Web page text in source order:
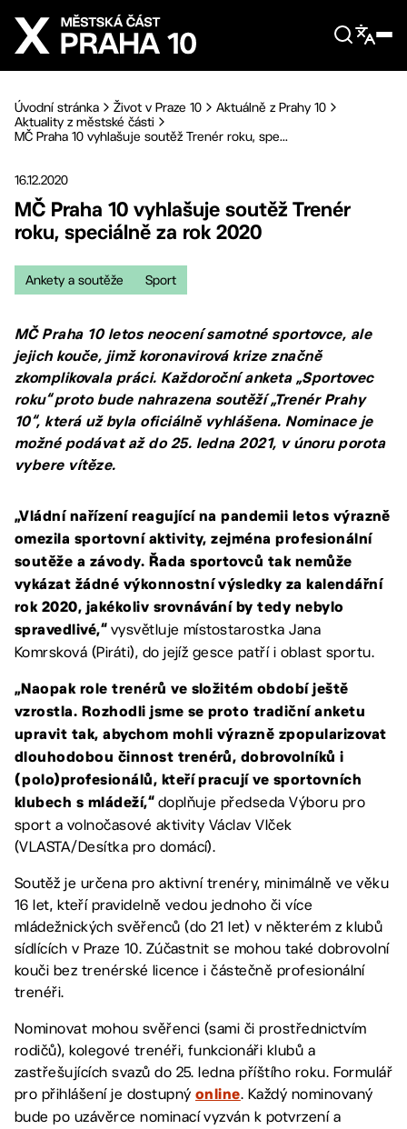
Přejít na hlavní obsah
Úvodní stránka Život v Praze 10
Aktuálně z Prahy 10
Aktuality z městské části
MČ Praha 10 vyhlašuje soutěž Trenér roku, spe...
16.12.2020
MČ Praha 10 vyhlašuje soutěž Trenér
roku, speciálně za rok 2020
Ankety a soutěže Sport
MČ Praha 10 letos neocení samotné sportovce, ale
jejich kouče, jimž koronavirová krize značně
zkomplikovala práci. Každoroční anketa „Sportovec
roku“ proto bude nahrazena soutěží „Trenér Prahy
10“, která už byla oficiálně vyhlášena. Nominace je
možné podávat až do 25. ledna 2021, v únoru porota
vybere vítěze.
„Vládní nařízení reagující na pandemii letos výrazně
omezila sportovní aktivity, zejména profesionální
soutěže a závody. Řada sportovců tak nemůže
vykázat žádné výkonnostní výsledky za kalendářní
rok 2020, jakékoliv srovnávání by tedy nebylo
spravedlivé,“ vysvětluje místostarostka Jana
Komrsková (Piráti), do jejíž gesce patří i oblast sportu.
„Naopak role trenérů ve složitém období ještě
vzrostla. Rozhodli jsme se proto tradiční anketu
upravit tak, abychom mohli výrazně zpopularizovat
dlouhodobou činnost trenérů, dobrovolníků i
(polo)profesionálů, kteří pracují ve sportovních
klubech s mládeží,“ doplňuje předseda Výboru pro
sport a volnočasové aktivity Václav Vlček
(VLASTA/Desítka pro domácí).
Soutěž je určena pro aktivní trenéry, minimálně ve věku
16 let, kteří pravidelně vedou jednoho či více
mládežnických svěřenců (do 21 let) v některém z klubů
sídlících v Praze 10. Zúčastnit se mohou také dobrovolní
kouči bez trenérské licence i částečně profesionální
trenéři.
Nominovat mohou svěřenci (sami či prostřednictvím
rodičů), kolegové trenéři, funkcionáři klubů a
zastřešujících svazů do 25. ledna příštího roku. Formulář
pro přihlášení je dostupný online. Každý nominovaný
bude po uzávěrce nominací vyzván k potvrzení a